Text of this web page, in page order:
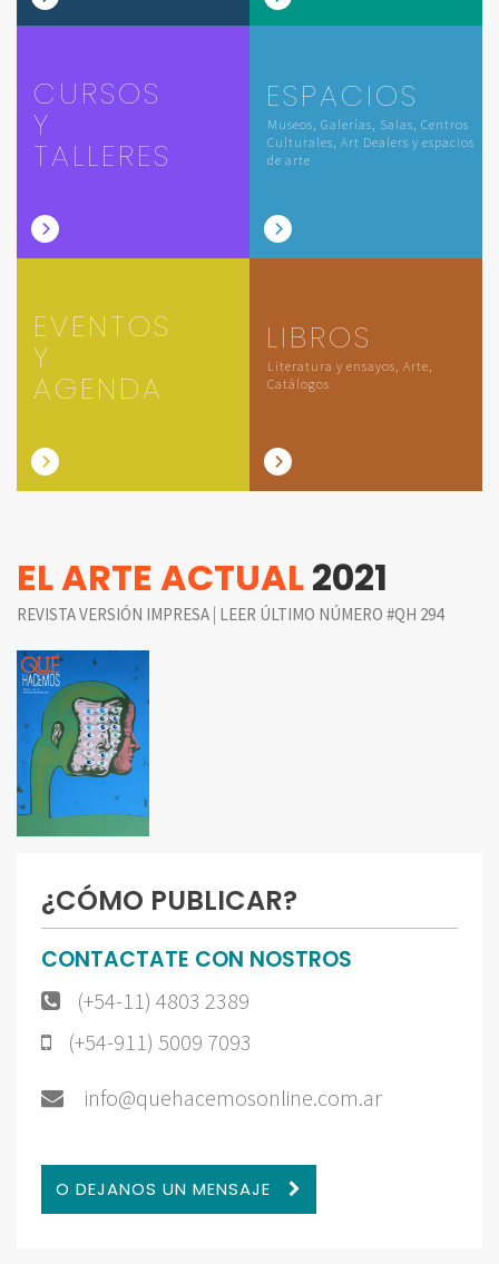
CURSOS
Y
TALLERES
ESPACIOS
Museos, Galerías, Salas, Centros
Culturales, Art Dealers y espacios
de arte
EVENTOS
Y
AGENDA
LIBROS
Literatura y ensayos, Arte,
Catálogos
EL ARTE ACTUAL2021
REVISTA VERSIÓN IMPRESA | LEER ÚLTIMO NÚMERO #QH 294
¿CÓMO PUBLICAR?
CONTACTATE CON NOSTROS
(+54-11) 4803 2389
(+54-911) 5009 7093
info@quehacemosonline.com.ar
O DEJANOS UN MENSAJE